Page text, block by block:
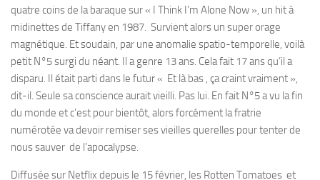
quatre coins de la baraque sur « I Think I’m Alone Now », un hit à
midinettes de Tiffany en 1987. Survient alors un super orage
magnétique. Et soudain, par une anomalie spatio-temporelle, voilà
petit N°5 surgi du néant. Il a genre 13 ans. Cela fait 17 ans qu’il a
disparu. Il était parti dans le futur « Et là bas , ça craint vraiment »,
dit-il. Seule sa conscience aurait vieilli. Pas lui. En fait N°5 a vu la fin
du monde et c’est pour bientôt, alors forcément la fratrie
numérotée va devoir remiser ses vieilles querelles pour tenter de
nous sauver de l’apocalypse.
Diffusée sur Netflix depuis le 15 février, les Rotten Tomatoes et